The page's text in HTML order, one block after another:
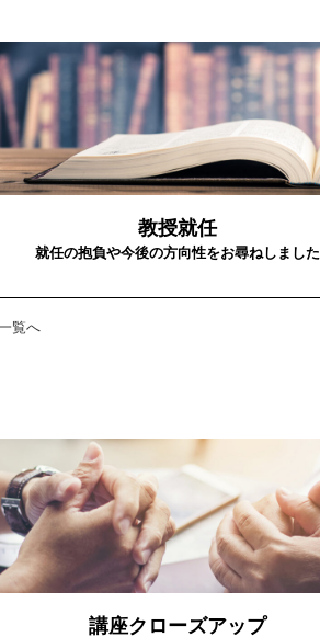
教授就任
就任の抱負や今後の方向性をお尋ねしました
覧へ
講座クローズアップ